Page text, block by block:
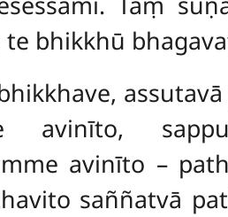
te bhikkhū
bhikkhave,
avinīto,
avinīto –
saññatvā